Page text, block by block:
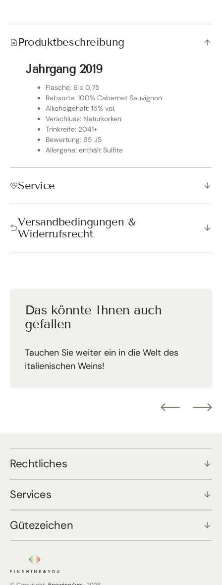
Versandkostenfrei in Österreich &
Kaufe versandkostenfrei ab 250€ in Österreich und
vor der Bezahlung hinzugefügt.
Produktbeschreibung
Jahrgang 2019
Flasche: 6 x 0,75
Rebsorte: 100% Cabernet Sauvignon
Alkoholgehalt: 15% vol.
Verschluss: Naturkorken
Trinkreife: 2041+
Bewertung: 95 JS
Allergene: enthält Sulfite
Service
Versandbedingungen &
Widerrufsrecht
Das könnte Ihnen auch
gefallen
Tauchen Sie weiter ein in die Welt des
italienischen Weins!
Rechtliches
Services
Gütezeichen